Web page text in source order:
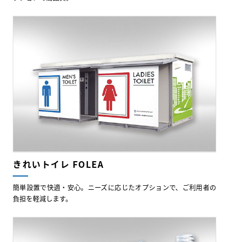
きれいトイレ FOLEA
簡単設置で快適・安心。ニーズに応じたオプションで、ご利用者の
負担を軽減します。